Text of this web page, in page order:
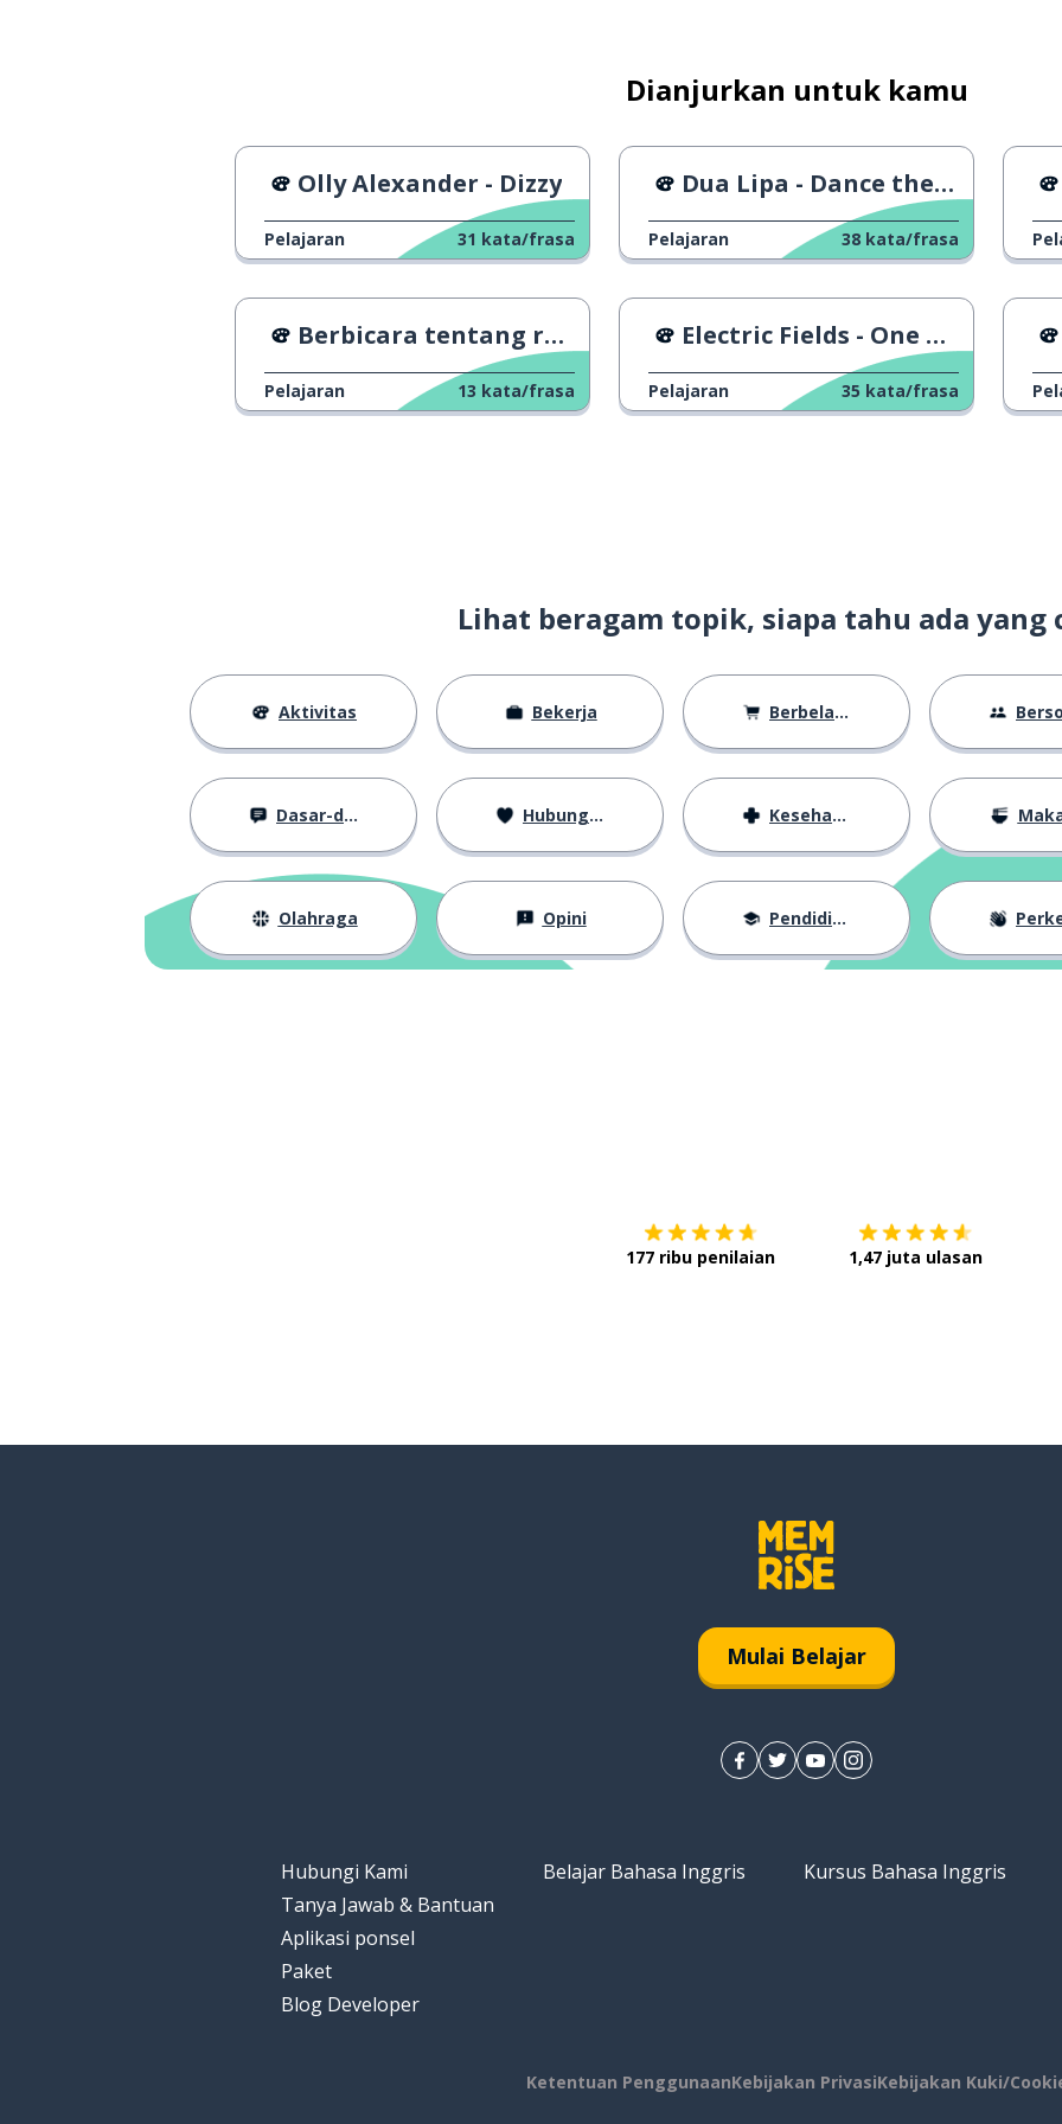
sudah
Dianjurkan untuk kamu
Olly Alexander - Dizzy
Pelajaran 31 kata/frasa
Dua Lipa - Dance the Night
Pelajaran 38 kata/frasa
Berbicara tentang rencana masa depan
Pelajaran 13 kata/frasa
Electric Fields - One Milkali
Pelajaran 35 kata/frasa
Lihat beragam topik, siapa tahu ada yang
Aktivitas Bekerja Berbelanja
Dasar-dasar Hubungan Kesehatan
Olahraga Opini Pendidikan
177 ribu penilaian 1,47 juta ulasan
Mulai Belajar
Hubungi Kami
Tanya Jawab & Bantuan
Aplikasi ponsel
Paket
Blog Developer
Belajar Bahasa Inggris Kursus Bahasa Inggris
Ketentuan PenggunaanKebijakan PrivasiKebijakan Kuki/